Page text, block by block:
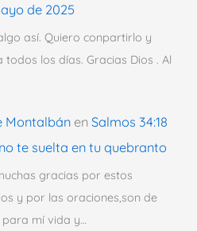
de 2025
así. Quiero conpartirlo y
los días. Gracias Dios . Al
Montalbánen Salmos 34:18
te suelta en tu quebranto
gracias por estos
y por las oraciones,son de
para mí vida y…